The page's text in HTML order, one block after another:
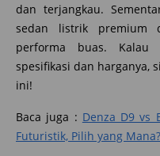
dan terjangkau.
sedan listrik premium
performa buas. Kalau
spesifikasi dan harganya,
ini!
Baca juga : Denza D9 vs
Futuristik, Pilih yang Mana?